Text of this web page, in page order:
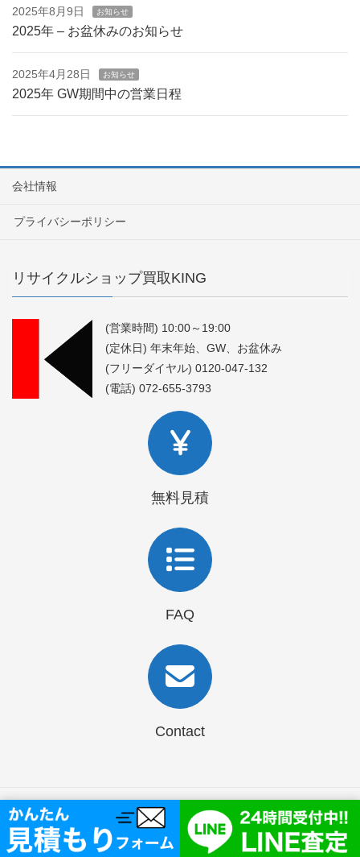
2025年8月9日 お知らせ
2025年 – お盆休みのお知らせ
2025年4月28日 お知らせ
2025年 GW期間中の営業日程
会社情報
プライバシーポリシー
リサイクルショップ買取KING
(営業時間) 10:00～19:00
(定休日) 年末年始、GW、お盆休み
(フリーダイヤル) 0120-047-132
(電話) 072-655-3793
無料見積
FAQ
Contact
Copyright © リサイクルショップ買取KING All Rights Reserved.